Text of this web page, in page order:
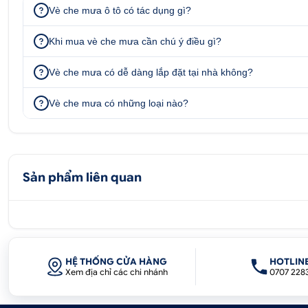
- Làm giảm nhiệt khi trời nắng gắt cho bạn cảm giác dễ
- Giảm tiếng ồn của gió đáng kể.
- Phụ kiện thiết kế chuẩn form giúp tôn lên vẻ đẹp
Vè che mưa Fadil viền inox được nhập khẩu trực tiếp
trường. Ship COD toàn quốc, 1 đổi 1 do lỗi kỹ thuật,
347 Quốc lộ 13, P. Hiệp
51/1A Đại lộ Bình Dương, KP.Bình
Vè che mưa ô tô có tác dụng gì?
Khi mua vè che mưa cần chú ý điều gì?
Vè che mưa có dễ dàng lắp đặt tại nhà không?
Vè che mưa có những loại nào?
Sản phẩm liên quan
HỆ THỐNG CỬA HÀNG
Xem địa chỉ các chi nhánh 0707